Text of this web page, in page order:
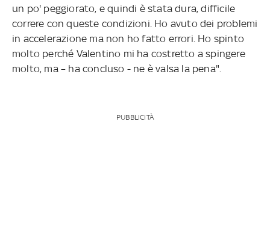
un po' peggiorato, e quindi è stata dura, difficile
correre con queste condizioni. Ho avuto dei problemi
in accelerazione ma non ho fatto errori. Ho spinto
molto perché Valentino mi ha costretto a spingere
molto, ma – ha concluso - ne è valsa la pena".
PUBBLICITÀ